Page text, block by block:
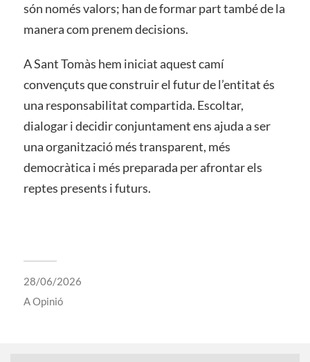
són només valors; han de formar part també de la
manera com prenem decisions.
A Sant Tomàs hem iniciat aquest camí
convençuts que construir el futur de l’entitat és
una responsabilitat compartida. Escoltar,
dialogar i decidir conjuntament ens ajuda a ser
una organització més transparent, més
democràtica i més preparada per afrontar els
reptes presents i futurs.
28/06/2026
AOpinió